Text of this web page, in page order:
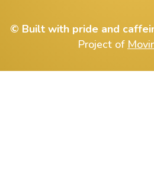
© Built with pride and
Project of